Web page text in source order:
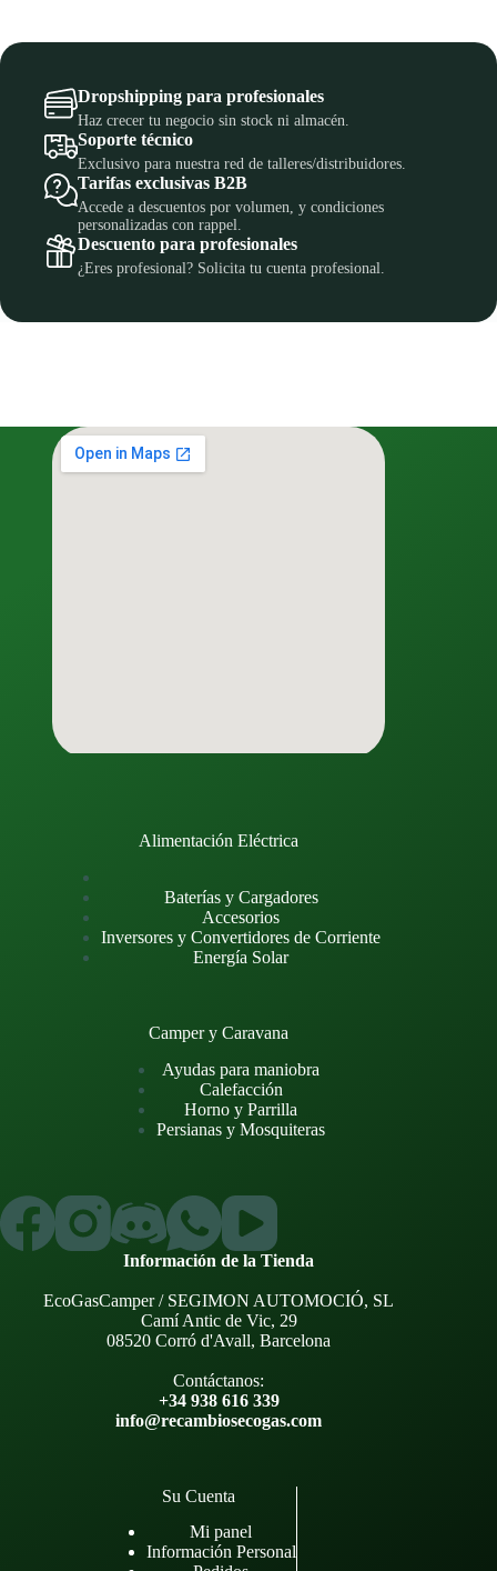
Dropshipping para profesionales
Haz crecer tu negocio sin stock ni almacén.
Soporte técnico
Exclusivo para nuestra red de talleres/distribuidores.
Tarifas exclusivas B2B
Accede a descuentos por volumen, y condiciones
personalizadas con rappel.
Descuento para profesionales
¿Eres profesional? Solicita tu cuenta profesional.
Alimentación Eléctrica
Baterías y Cargadores
Accesorios
Inversores y Convertidores de Corriente
Energía Solar
Camper y Caravana
Ayudas para maniobra
Calefacción
Horno y Parrilla
Persianas y Mosquiteras
Información de la Tienda
EcoGasCamper / SEGIMON AUTOMOCIÓ, SL
Camí Antic de Vic, 29
08520 Corró d'Avall, Barcelona
Contáctanos:
+34 938 616 339
info@recambiosecogas.com
Su Cuenta
Mi panel
Información Personal